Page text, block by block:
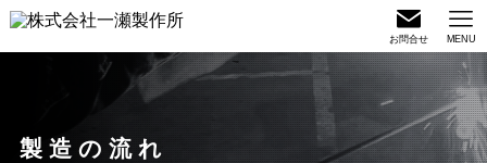
お問合せ MENU
製 造 の 流 れ